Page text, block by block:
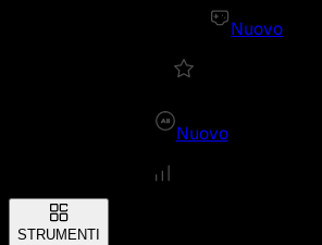
Nuovo
Nuovo
STRUMENTI